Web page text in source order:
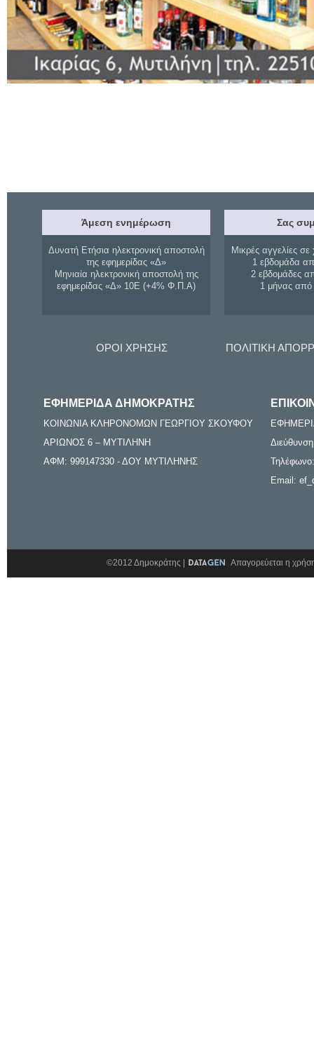
Άμεση ενημέρωση
Δυνατή Ετήσια ηλεκτρονική αποστολή
της εφημερίδας «Δ»
Μηνιαία ηλεκτρονική αποστολή της
εφημερίδας «Δ» 10Ε (+4% Φ.Π.Α)
Σας
Μικρές αγγελίες σε
1 εβδομάδα
2 εβδομάδες
1 μήνας
ΟΡΟΙ ΧΡΗΣΗΣ ΠΟΛΙΤΙΚΗ
ΕΦΗΜΕΡΙΔΑ ΔΗΜΟΚΡΑΤΗΣ
ΚΟΙΝΩΝΙΑ ΚΛΗΡΟΝΟΜΩΝ ΓΕΩΡΓΙΟΥ ΣΚΟΥΦΟΥ
ΑΡΙΩΝΟΣ 6 – ΜΥΤΙΛΗΝΗ
ΑΦΜ: 999147330 - ΔΟΥ ΜΥΤΙΛΗΝΗΣ
Email:
©2012 Δημοκράτης | Απαγορεύεται η